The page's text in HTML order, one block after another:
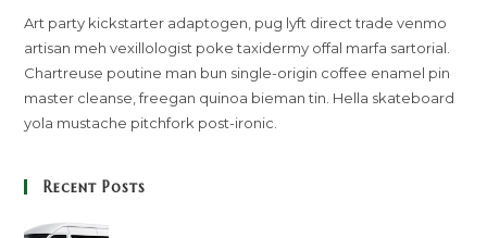
Art party kickstarter adaptogen, pug lyft direct trade venmo
artisan meh vexillologist poke taxidermy offal marfa sartorial.
Chartreuse poutine man bun single-origin coffee enamel pin
master cleanse, freegan quinoa bieman tin. Hella skateboard
yola mustache pitchfork post-ironic.
Recent Posts